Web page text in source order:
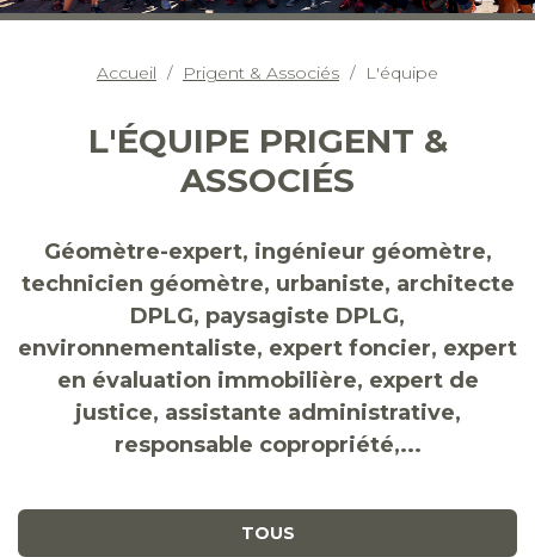
Accueil Prigent & Associés L'équipe
L'ÉQUIPE PRIGENT &
ASSOCIÉS
Géomètre-expert, ingénieur géomètre,
technicien géomètre, urbaniste, architecte
DPLG, paysagiste DPLG,
environnementaliste, expert foncier, expert
en évaluation immobilière, expert de
justice, assistante administrative,
responsable copropriété,...
TOUS